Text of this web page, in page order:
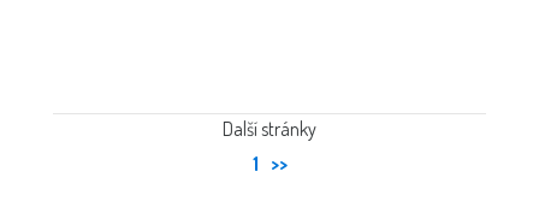
Další stránky
1 >>